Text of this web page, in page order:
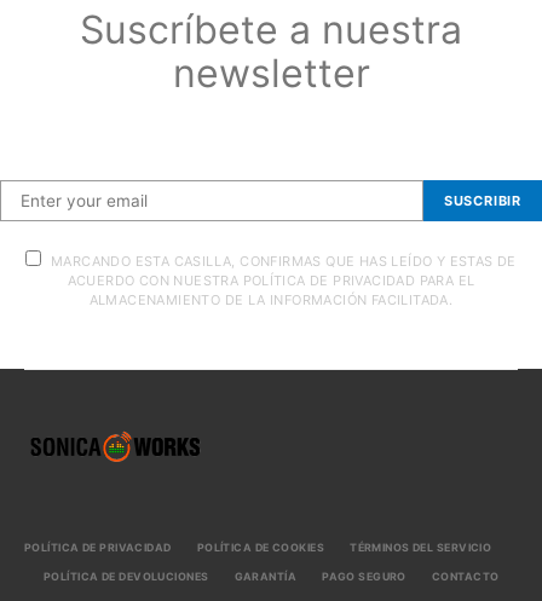
Suscríbete a nuestra
newsletter
SUSCRIBIR
MARCANDO ESTA CASILLA, CONFIRMAS QUE HAS LEÍDO Y ESTAS DE
ACUERDO CON NUESTRA POLÍTICA DE PRIVACIDAD PARA EL
ALMACENAMIENTO DE LA INFORMACIÓN FACILITADA.
POLÍTICA DE PRIVACIDAD POLÍTICA DE COOKIES TÉRMINOS DEL SERVICIO
POLÍTICA DE DEVOLUCIONES GARANTÍA PAGO SEGURO CONTACTO